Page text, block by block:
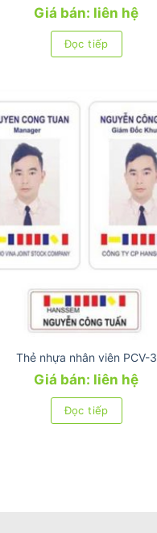
Giá bán: liên hệ
Đọc tiếp
Thẻ nhựa nhân viên PCV-3
Giá bán: liên hệ
Đọc tiếp